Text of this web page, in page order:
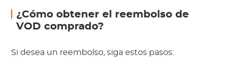
¿Cómo obtener el reembolso de
VOD comprado?
Si desea un reembolso, siga estos pasos: